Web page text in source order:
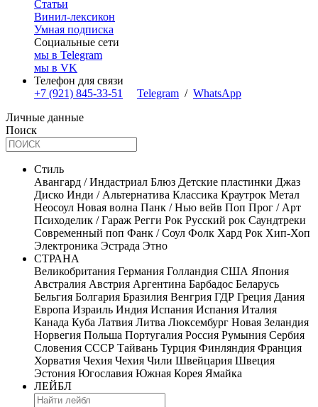
Статьи
Винил-лексикон
Умная подписка
Социальные сети
мы в Telegram
мы в VK
Телефон для связи
+7 (921) 845-33-51
Telegram / WhatsApp
Личные данные
Поиск
Стиль
Авангард / Индастриал Блюз Детские пластинки Джаз
Диско Инди / Альтернатива Классика Краутрок Метал
Неосоул Новая волна Панк / Нью вейв Поп Прог / Арт
Психоделик / Гараж Регги Рок Русский рок Саундтреки
Современный поп Фанк / Соул Фолк Хард Рок Хип-Хоп
Электроника Эстрада Этно
СТРАНА
Великобритания Германия Голландия США Япония
Австралия Австрия Аргентина Барбадос Беларусь
Бельгия Болгария Бразилия Венгрия ГДР Греция Дания
Европа Израиль Индия Испания Испания Италия
Канада Куба Латвия Литва Люксембург Новая Зеландия
Норвегия Польша Португалия Россия Румыния Сербия
Словения СССР Тайвань Турция Финляндия Франция
Хорватия Чехия Чехия Чили Швейцария Швеция
Эстония Югославия Южная Корея Ямайка
ЛЕЙБЛ